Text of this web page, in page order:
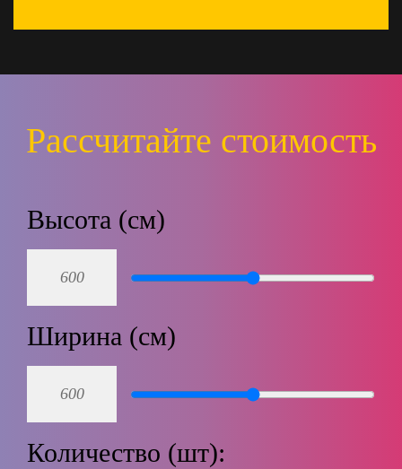
Рассчитайте стоимость
Высота (см)
Ширина (см)
Количество (шт):